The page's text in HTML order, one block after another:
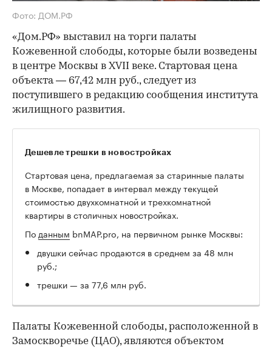
Фото: ДОМ.РФ
«Дом.РФ» выставил на торги палаты
Кожевенной слободы, которые были возведены
в центре Москвы в XVII веке. Стартовая цена
объекта — 67,42 млн руб., следует из
поступившего в редакцию сообщения института
жилищного развития.
Дешевле трешки в новостройках
Стартовая цена, предлагаемая за старинные палаты
в Москве, попадает в интервал между текущей
стоимостью двухкомнатной и трехкомнатной
квартиры в столичных новостройках.
Поданным bnMAP.pro, на первичном рынке Москвы:
двушки сейчас продаются в среднем за 48 млн
руб.;
трешки — за 77,6 млн руб.
Палаты Кожевенной слободы, расположенной в
Замоскворечье (ЦАО), являются объектом